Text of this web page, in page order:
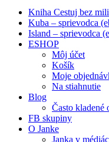
Kniha Cestuj bez
Kuba – sprievodca
Island – sprievodca
ESHOP
Môj účet
Košík
Moje
Na stiahnutie
Blog
Často kladené
FB skupiny
O Janke
Janka v